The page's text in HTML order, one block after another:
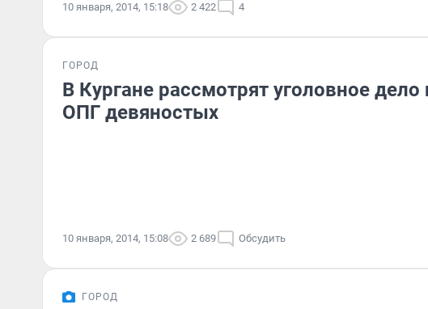
10 января, 2014, 15:18 2 422 4
ГОРОД
В Кургане рассмотрят уголовное дело
ОПГ девяностых
10 января, 2014, 15:08 2 689 Обсудить
ГОРОД